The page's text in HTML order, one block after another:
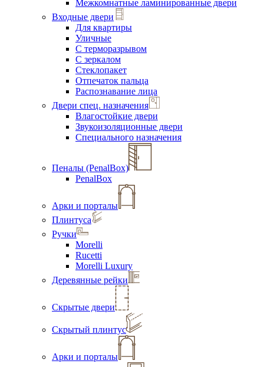
Межкомнатные ламинированные двери
Входные двери
Для квартиры
Уличные
С терморазрывом
С зеркалом
Стеклопакет
Отпечаток пальца
Распознавание лица
Двери спец. назначения
Влагостойкие двери
Звукоизоляционные двери
Специального назначения
Пеналы (PenalBox)
PenalBox
Арки и порталы
Плинтуса
Ручки
Morelli
Rucetti
Morelli Luxury
Деревянные рейки
Скрытые двери
Скрытый плинтус
Арки и порталы